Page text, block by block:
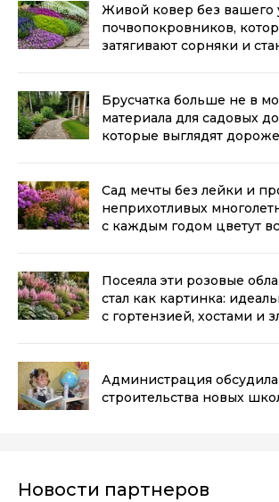
Живой ковер без вашего
почвопокровников,
затягивают сорняки и
Брусчатка больше не в
материала для садовых
которые выглядят
Сад мечты без лейки и
неприхотливых
с каждым годом цветут
Посеяла эти розовые
стал как картинка:
с гортензией, хостами и
Администрация
строительства новых
Новости партнеров